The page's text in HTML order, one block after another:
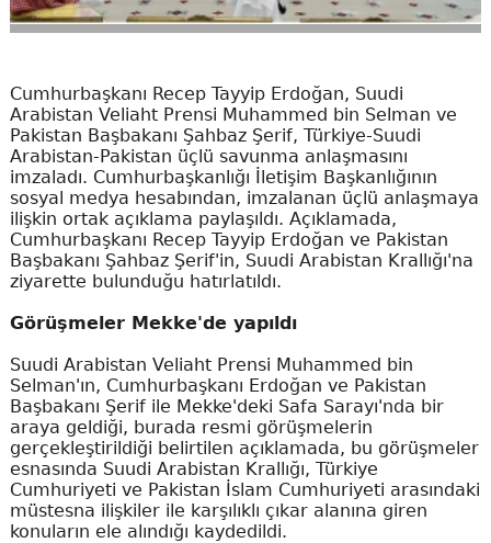
Cumhurbaşkanı Recep Tayyip Erdoğan, Suudi
Arabistan Veliaht Prensi Muhammed bin Selman ve
Pakistan Başbakanı Şahbaz Şerif, Türkiye-Suudi
Arabistan-Pakistan üçlü savunma anlaşmasını
imzaladı. Cumhurbaşkanlığı İletişim Başkanlığının
sosyal medya hesabından, imzalanan üçlü anlaşmaya
ilişkin ortak açıklama paylaşıldı. Açıklamada,
Cumhurbaşkanı Recep Tayyip Erdoğan ve Pakistan
Başbakanı Şahbaz Şerif'in, Suudi Arabistan Krallığı'na
ziyarette bulunduğu hatırlatıldı.
Görüşmeler Mekke'de yapıldı
Suudi Arabistan Veliaht Prensi Muhammed bin
Selman'ın, Cumhurbaşkanı Erdoğan ve Pakistan
Başbakanı Şerif ile Mekke'deki Safa Sarayı'nda bir
araya geldiği, burada resmi görüşmelerin
gerçekleştirildiği belirtilen açıklamada, bu görüşmeler
esnasında Suudi Arabistan Krallığı, Türkiye
Cumhuriyeti ve Pakistan İslam Cumhuriyeti arasındaki
müstesna ilişkiler ile karşılıklı çıkar alanına giren
konuların ele alındığı kaydedildi.